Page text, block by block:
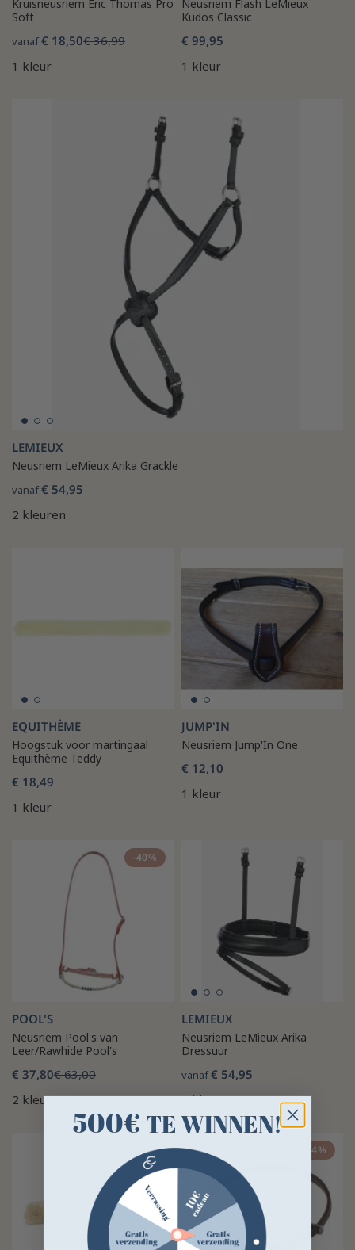
Kruisneusriem Eric Thomas Pro
Soft
vanaf€ 18,50€ 36,99
1 kleur
Neusriem Flash LeMieux
Kudos Classic
€ 99,95
1 kleur
LEMIEUX
Neusriem LeMieux Arika Grackle
vanaf€ 54,95
2 kleuren
EQUITHÈME
Hoogstuk voor martingaal
Equithème Teddy
€ 18,49
1 kleur
JUMP'IN
Neusriem Jump'In One
€ 12,10
1 kleur
-40%
POOL'S
Neusriem Pool's van
Leer/Rawhide Pool's
€ 37,80€ 63,00
2 kleuren
LEMIEUX
Neusriem LeMieux Arika
Dressuur
vanaf€ 54,95
2 kleuren
-10% -14%
500€ TE WINNEN!